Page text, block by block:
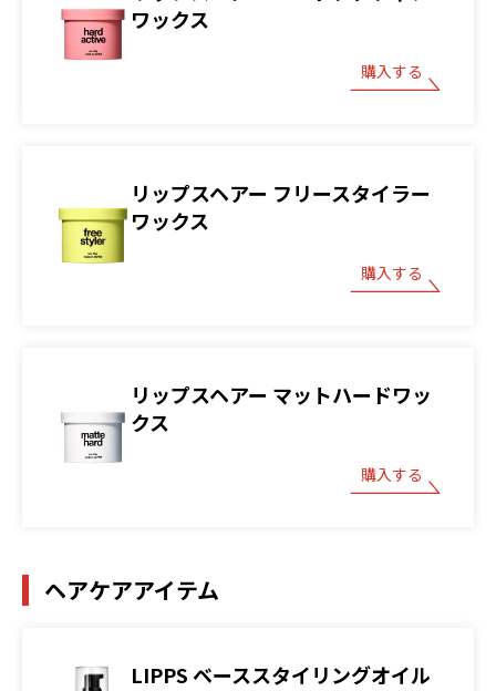
ワックス
購入する
リップスヘアー フリースタイラー
ワックス
購入する
リップスヘアー マットハードワッ
クス
購入する
ヘアケアアイテム
LIPPS ベーススタイリングオイル